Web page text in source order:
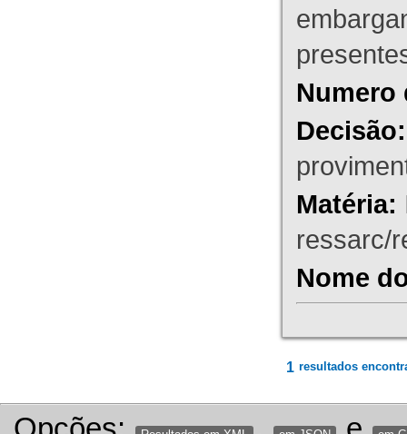
Numero
Decisão:
Matéria:
ressarc/
Nome
1 resultados